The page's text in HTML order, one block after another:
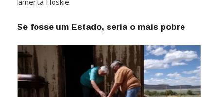
lamenta Hoskie.
Se fosse um Estado, seria o mais pobre